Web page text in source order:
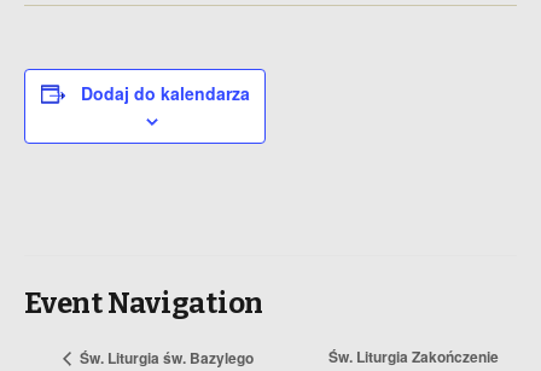
Dodaj do kalendarza
Event Navigation
Św. Liturgia św. Bazylego
Św. Liturgia Zakończenie